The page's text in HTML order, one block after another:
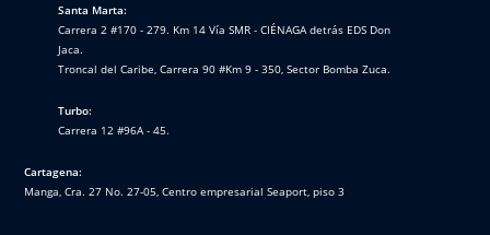
Santa Marta:
Carrera 2 #170 - 279. Km 14 Vía SMR - CIÉNAGA detrás EDS Don
Jaca.
Troncal del Caribe, Carrera 90 #Km 9 - 350, Sector Bomba Zuca.
Turbo:
Carrera 12 #96A - 45.
Cartagena:
Manga, Cra. 27 No. 27-05, Centro empresarial Seaport, piso 3